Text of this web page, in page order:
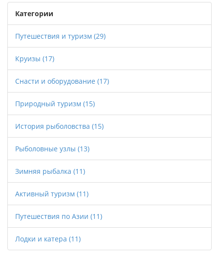
Категории
Путешествия и туризм (29)
Круизы (17)
Снасти и оборудование (17)
Природный туризм (15)
История рыболовства (15)
Рыболовные узлы (13)
Зимняя рыбалка (11)
Активный туризм (11)
Путешествия по Азии (11)
Лодки и катера (11)